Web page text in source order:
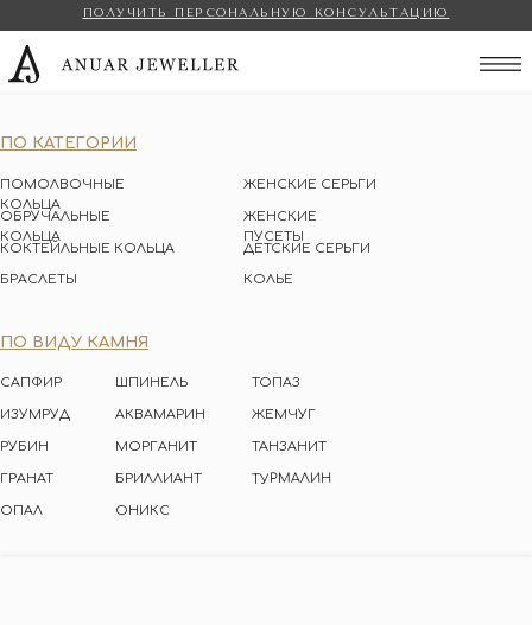
ПОЛУЧИТЬ ПЕРСОНАЛЬНУЮ КОНСУЛЬТАЦИЮ
ПО КАТЕГОРИИ
ПОМОЛВОЧНЫЕ
КОЛЬЦА
ОБРУЧАЛЬНЫЕ
КОЛЬЦА
ЖЕНСКИЕ СЕРЬГИ
КОКТЕЙЛЬНЫЕ КОЛЬЦА
ЖЕНСКИЕ
ПУСЕТЫ
ДЕТСКИЕ СЕРЬГИ
БРАСЛЕТЫ
КОЛЬЕ
ПО ВИДУ КАМНЯ
САПФИР
ИЗУМРУД
ШПИНЕЛЬ
РУБИН
АКВАМАРИН
МОРГАНИТ
ГРАНАТ БРИЛЛИАНТ
ТОПАЗ
ЖЕМЧУГ
ТУРМАЛИН
ТАНЗАНИТ
ОНИКС
ОПАЛ